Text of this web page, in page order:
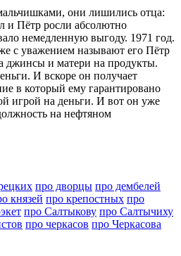
они лишились отца:
и Пётр росли абсолютно
немедленную выгоду. 1971 год.
с уважением называют его Пётр
джинсы и матери на продукты.
И вскоре он получает
в который ему гарантировано
игрой на деньги. И вот он уже
на нефтяном
про дворцы про дембелей
князей про крепостных про
про Салтыкову про Салтычиху
про черкасов про Черкасова